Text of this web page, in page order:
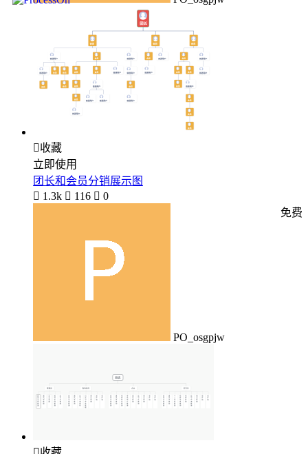
收藏
立即使用
团长和会员分销展示图
 1.3k  116  0
PO_osgpjw
免费